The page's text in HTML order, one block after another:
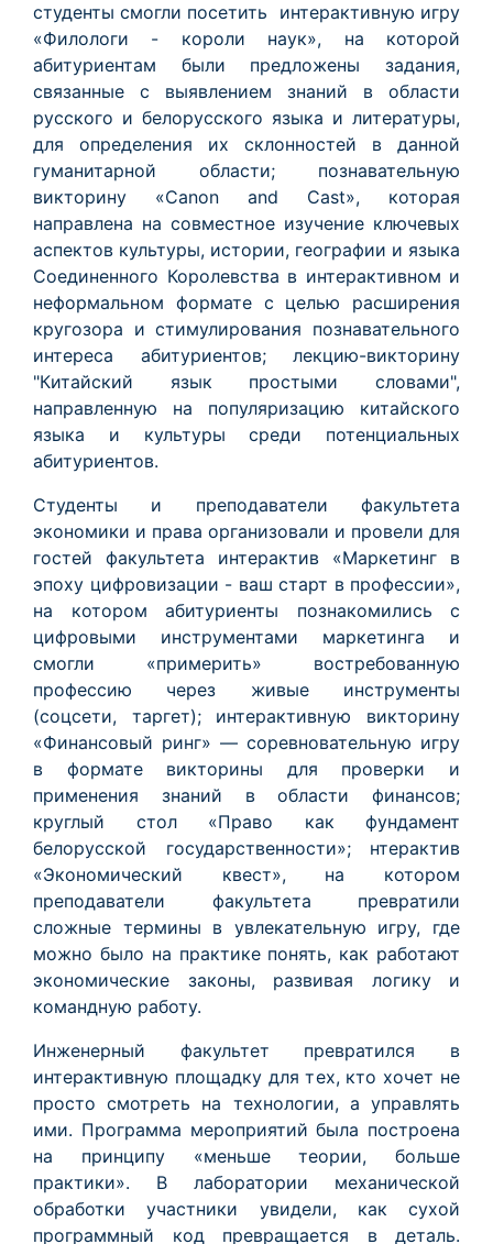
студенты смогли посетить
интерактивную игру
«Филологи - короли наук», на которой
абитуриентам были предложены задания,
связанные с выявлением знаний в области
русского и белорусского языка и литературы,
для определения их склонностей в данной
гуманитарной области; познавательную
викторину «Canon and Cast», которая
направлена на совместное изучение ключевых
аспектов культуры, истории, географии и языка
Соединенного Королевства в интерактивном и
неформальном формате с целью расширения
кругозора и стимулирования познавательного
интереса абитуриентов; лекцию-викторину
"Китайский язык простыми словами",
направленную на популяризацию китайского
языка и культуры среди потенциальных
абитуриентов.
Студенты и преподаватели факультета
экономики и права организовали и провели для
гостей факультета интерактив «Маркетинг в
эпоху цифровизации - ваш старт в профессии»,
на котором абитуриенты познакомились с
цифровыми инструментами маркетинга и
смогли «примерить» востребованную
профессию через живые инструменты
(соцсети, таргет); интерактивную викторину
«Финансовый ринг» — соревновательную игру
в формате викторины для проверки и
применения знаний в области финансов;
круглый стол «Право как фундамент
белорусской государственности»; нтерактив
«Экономический квест», на котором
преподаватели факультета превратили
сложные термины в увлекательную игру, где
можно было на практике понять, как работают
экономические законы, развивая логику и
командную работу.
Инженерный факультет превратился в
интерактивную площадку для тех, кто хочет не
просто смотреть на технологии, а управлять
ими. Программа мероприятий была построена
на принципу «меньше теории, больше
практики». В лаборатории механической
обработки участники увидели, как сухой
программный код превращается в деталь.